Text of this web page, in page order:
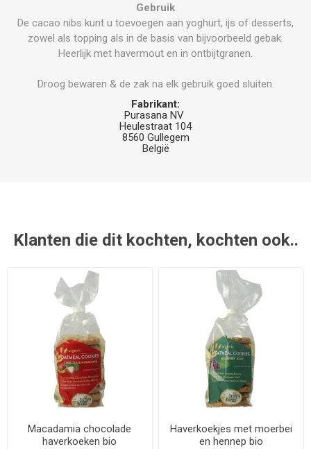
Gebruik
De cacao nibs kunt u toevoegen aan yoghurt, ijs of desserts,
zowel als topping als in de basis van bijvoorbeeld gebak.
Heerlijk met havermout en in ontbijtgranen.
Droog bewaren & de zak na elk gebruik goed sluiten.
Fabrikant:
Purasana NV
Heulestraat 104
8560 Gullegem
België
Klanten die dit kochten, kochten ook..
Macadamia chocolade
haverkoeken bio
Haverkoekjes met moerbei
en hennep bio